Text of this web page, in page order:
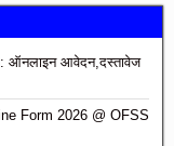
ऑनलाइन आवेदन,दस्तावेज
Form 2026 @ OFSS